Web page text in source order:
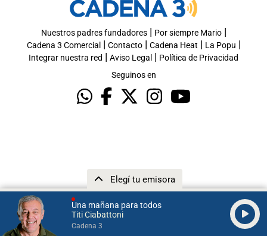
Una mañana para todos
Titi Ciabattoni
Cadena 3
Elegí tu emisora
Nuestros padres fundadores| Por siempre Mario|
Cadena 3 Comercial | Contacto| Cadena Heat | La Popu |
Integrar nuestra red | Aviso Legal | Política de Privacidad
Seguinos en